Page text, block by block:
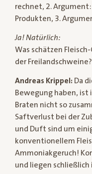
rechnet, 2.
Produkten, 3.
Ja! Natürlich:
Was schätzen
der Freilandschweine?
Andreas Krippel: Da
Bewegung haben, ist
Braten nicht so
Saftverlust bei der
und Duft sind um
konventionellem
Ammoniakgeruch!
und liegen schließlich